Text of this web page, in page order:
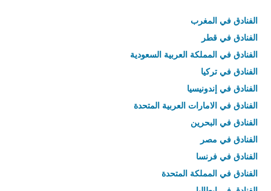
الفنادق في المغرب
الفنادق في قطر
الفنادق في المملكة العربية السعودية
الفنادق في تركيا
الفنادق في إندونيسيا
الفنادق في الامارات العربية المتحدة
الفنادق في البحرين
الفنادق في مصر
الفنادق في فرنسا
الفنادق في المملكة المتحدة